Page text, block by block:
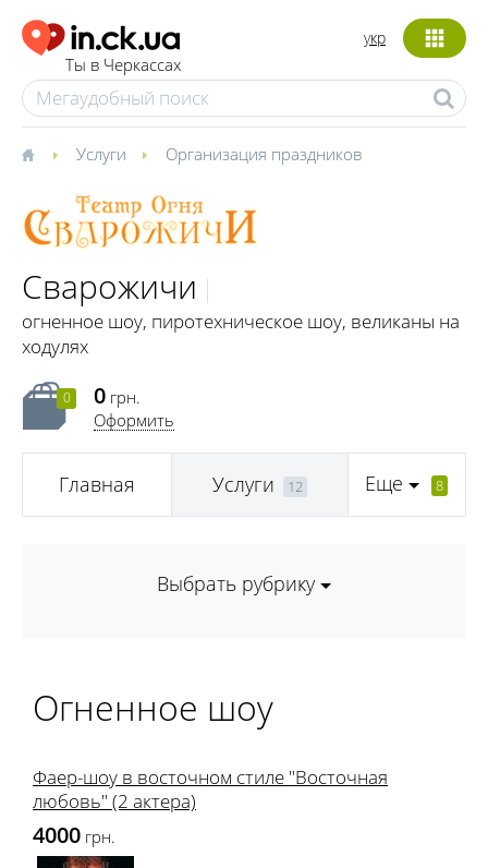
Ты в Черкассах
укр
Услуги Организация праздников
Сварожичи
огненное шоу, пиротехническое шоу, великаны на
ходулях
0 0 грн.
Оформить
Главная Услуги 12 Еще 8
Выбрать рубрику
Огненное шоу
Фаер-шоу в восточном стиле "Восточная
любовь" (2 актера)
4000 грн.